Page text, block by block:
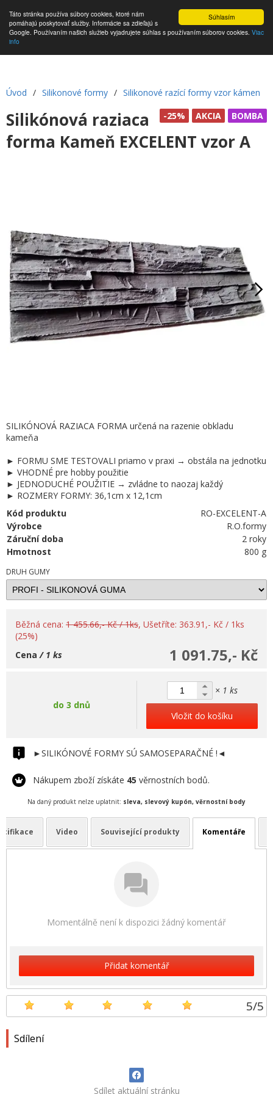
Súhlasím
Táto stránka používa súbory cookies, ktoré nám
pomáhajú poskytovať služby. Informácie sa zdieľajú s
Google. Používaním našich služieb vyjadrujete súhlas s používaním súborov cookies. Viac
info
Úvod / Silikonové formy / Silikonové razící formy vzor kámen
BOMBA
AKCIA
-25%
Silikónová raziaca
forma Kameň EXCELENT vzor A
SILIKÓNOVÁ RAZIACA FORMA určená na razenie obkladu
kameňa
► FORMU SME TESTOVALI priamo v praxi → obstála na jednotku
► VHODNÉ pre hobby použitie
► JEDNODUCHÉ POUŽITIE → zvládne to naozaj každý
► ROZMERY FORMY: 36,1cm x 12,1cm
Kód produktu
RO-EXCELENT-A
Výrobce
R.O.formy
Záruční doba
2 roky
Hmotnost
800 g
DRUH GUMY
Běžná cena: 1 455.66,- Kč / 1ks, Ušetříte: 363.91,- Kč / 1ks
(25%)
1 091.75,- Kč
Cena / 1 ks
do 3 dnů
× 1 ks
Vložit do košíku
►SILIKÓNOVÉ FORMY SÚ SAMOSEPARAČNÉ !◄
Nákupem zboží získáte 45 věrnostních bodů.
Na daný produkt nelze uplatnit: sleva, slevový kupón, věrnostní body
Video Související produkty Komentáře
Momentálně není k dispozici žádný komentář
Přidat komentář
5/5
Sdílení
Sdílet aktuální stránku